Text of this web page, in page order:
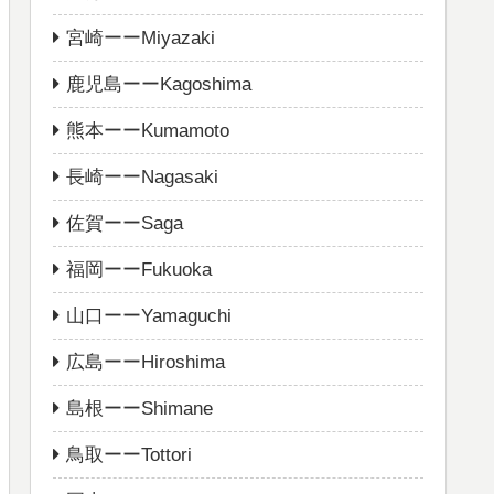
宮崎ーーMiyazaki
鹿児島ーーKagoshima
熊本ーーKumamoto
長崎ーーNagasaki
佐賀ーーSaga
福岡ーーFukuoka
山口ーーYamaguchi
広島ーーHiroshima
島根ーーShimane
鳥取ーーTottori